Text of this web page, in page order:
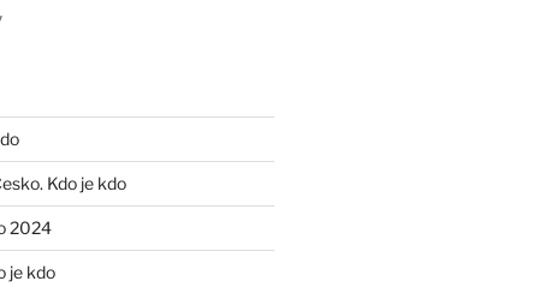
Kdo je kdo
2024
je kdo